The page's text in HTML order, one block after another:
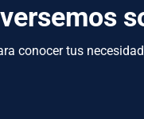
conocer tus